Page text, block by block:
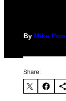
By Mike
Share: